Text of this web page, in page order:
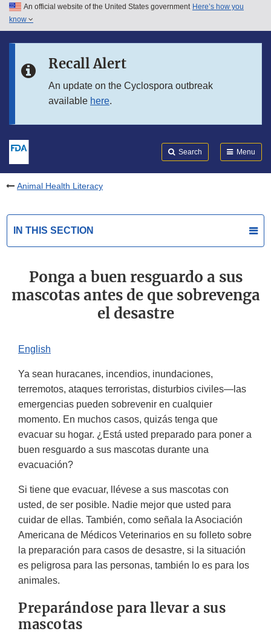
Skip to main content
Skip to in this section menu
An official website of the United States government Here’s how you
know
Recall Alert
An update on the Cyclospora outbreak
available here.
Search Menu
Animal Health Literacy
IN THIS SECTION
Ponga a buen resguardo a sus
mascotas antes de que sobrevenga
el desastre
English
Ya sean huracanes, incendios, inundaciones,
terremotos, ataques terroristas, disturbios civiles—las
emergencias pueden sobrevenir en cualquier
momento. En muchos casos, quizás tenga que
evacuar su hogar. ¿Está usted preparado para poner a
buen resguardo a sus mascotas durante una
evacuación?
Si tiene que evacuar, llévese a sus mascotas con
usted, de ser posible. Nadie mejor que usted para
cuidar de ellas. También, como señala la Asociación
Americana de Médicos Veterinarios en su folleto sobre
la preparación para casos de desastre, si la situación
es peligrosa para las personas, también lo es para los
animales.
Preparándose para llevar a sus
mascotas